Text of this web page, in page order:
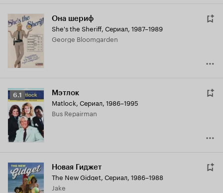
Она шериф
She's the Sheriff, Сериал, 1987–1989
George Bloomgarden
Рейтинг
Кинопоиска
6.1
6.1 Мэтлок
Matlock, Сериал, 1986–1995
Bus Repairman
Новая Гиджет
The New Gidget, Сериал, 1986–1988
Jake